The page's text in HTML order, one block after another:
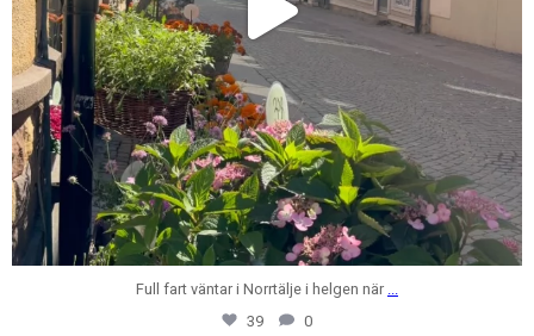
Full fart väntar i Norrtälje i helgen när ...
39
0